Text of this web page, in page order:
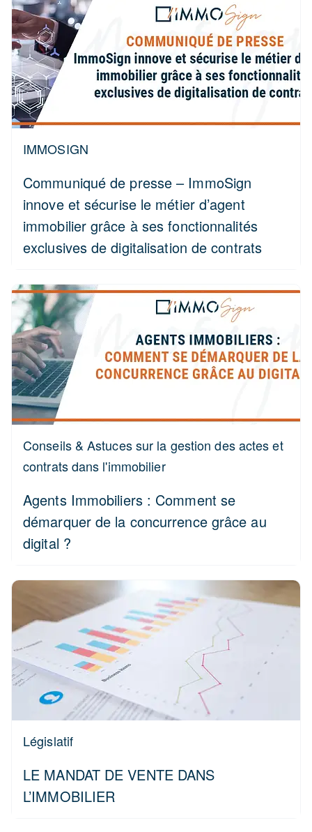
IMMOSIGN
Communiqué de presse – ImmoSign
innove et sécurise le métier d’agent
immobilier grâce à ses fonctionnalités
exclusives de digitalisation de contrats
Conseils & Astuces sur la gestion des actes et
contrats dans l'immobilier
Agents Immobiliers : Comment se
démarquer de la concurrence grâce au
digital ?
Législatif
LE MANDAT DE VENTE DANS
L’IMMOBILIER